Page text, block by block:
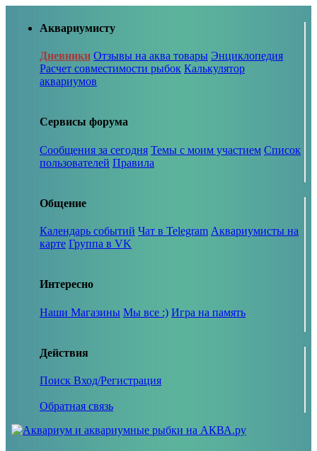
Аквариумисту
Дневники Отзывы на аква товары Энциклопедия
Расчет совместимости рыбок Калькулятор
аквариумов
Сервисы форума
Сообщения за сегодня Темы с моим участием Список
пользователей Правила
Общение
Календарь событий Чат в Telegram Аквариумисты на
карте Группа в VK
Интересно
Наши Магазины Мы все :) Игра на память
Действия
Поиск Вход/Регистрация
Обратная связь